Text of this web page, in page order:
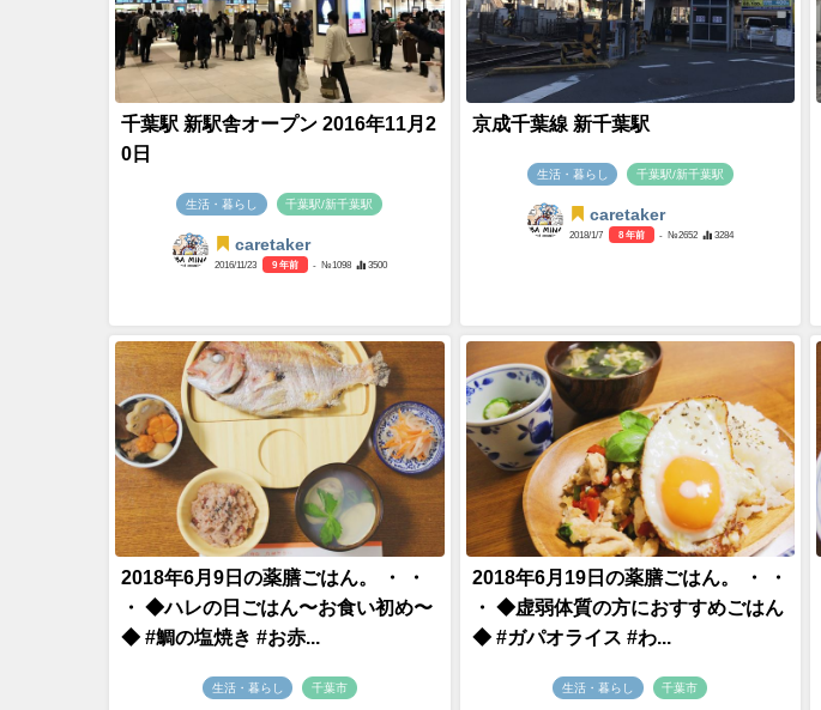
千葉駅 新駅舎オープン 2016年11月2
0日
生活・暮らし 千葉駅/新千葉駅
caretaker
2016/11/23 9 年前 - №1098 3500
京成千葉線 新千葉駅
生活・暮らし 千葉駅/新千葉駅
caretaker
2018/1/7 8 年前 - №2652 3284
2018年6月9日の薬膳ごはん。 ・ ・
・ ◆ハレの日ごはん〜お食い初め〜
◆ #鯛の塩焼き #お赤...
生活・暮らし 千葉市
2018年6月19日の薬膳ごはん。 ・ ・
・ ◆虚弱体質の方におすすめごはん
◆ #ガパオライス #わ...
生活・暮らし 千葉市